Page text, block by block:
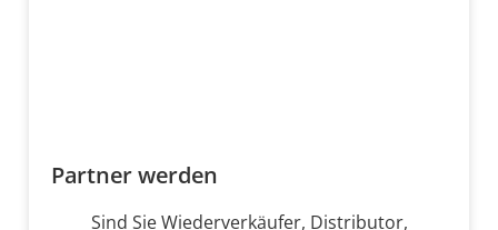
Partner werden
Sind Sie Wiederverkäufer, Distributor,